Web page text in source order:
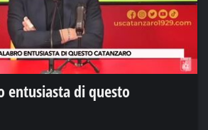
entusiasta di questo